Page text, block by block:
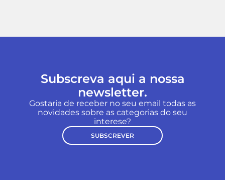
Subscreva aqui a nossa
newsletter.
Gostaria de receber no seu email todas as
novidades sobre as categorias do seu
interese?
SUBSCREVER